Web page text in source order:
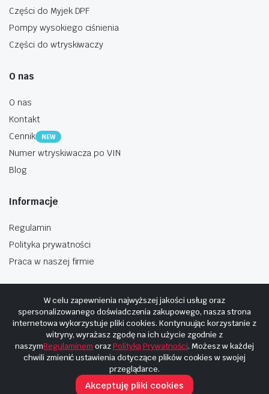
Części do Myjek DPF
Pompy wysokiego ciśnienia
Części do wtryskiwaczy
O nas
O nas
Kontakt
Cennik
NEW
Numer wtryskiwacza po VIN
Blog
Informacje
Regulamin
Polityka prywatności
Praca w naszej firmie
Copyright © 2025 Hosting i budowa Cyberplaneta.pl
W celu zapewnienia najwyższej jakości usług oraz
spersonalizowanego doświadczenia zakupowego, nasza strona
internetowa wykorzystuje pliki cookies. Kontynuując korzystanie z
witryny, wyrażasz zgodę na ich użycie zgodnie z
naszymRegulaminem orazPolityką Prywatności. Możesz w każdej
chwili zmienić ustawienia dotyczące plików cookies w swojej
przeglądarce.
Akceptuję pliki cookies